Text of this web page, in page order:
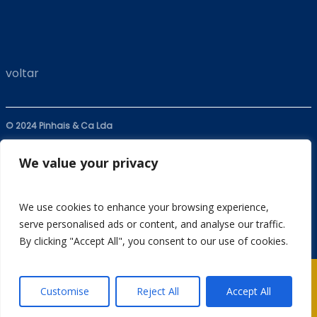
We value your privacy
We use cookies to enhance your browsing experience,
serve personalised ads or content, and analyse our traffic.
By clicking "Accept All", you consent to our use of cookies.
Customise Reject All Accept All
voltar
© 2024 Pinhais & Ca Lda
Política de privacidade
Nº RNAT – 546/2021
Museu Bilhetes Direções Eventos